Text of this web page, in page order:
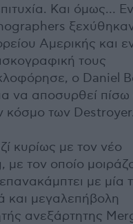
Και όμως…
Αμερικής και
τους
ο Daniel
να αποσυρθεί πίσω
κόσμο των Destroyer.
κυρίως με τον νέο
τον οποίο
με μία
και μεγαλεπήβολη
ανεξάρτητης